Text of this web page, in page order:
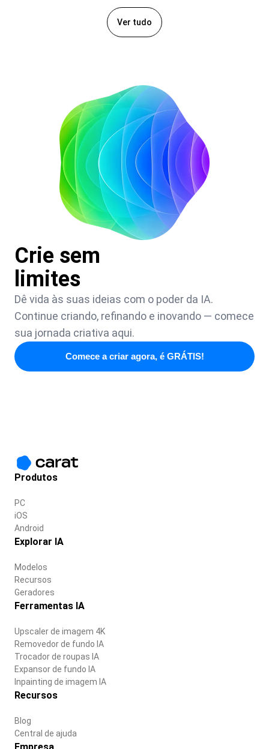
Ver tudo
Crie sem
limites
Dê vida às suas ideias com o poder da IA.
Continue criando, refinando e inovando — comece
sua jornada criativa aqui.
Comece a criar agora, é GRÁTIS!
Produtos
PC
iOS
Android
Explorar IA
Modelos
Recursos
Geradores
Ferramentas IA
Upscaler de imagem 4K
Removedor de fundo IA
Trocador de roupas IA
Expansor de fundo IA
Inpainting de imagem IA
Recursos
Blog
Central de ajuda
Empresa